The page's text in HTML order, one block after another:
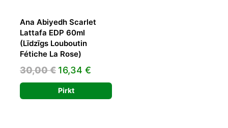
Ana Abiyedh Scarlet
Lattafa EDP 60ml
(Līdzīgs Louboutin
Fétiche La Rose)
30,00€ Original
price
was:
16,34 €
price
is:
Pirkt